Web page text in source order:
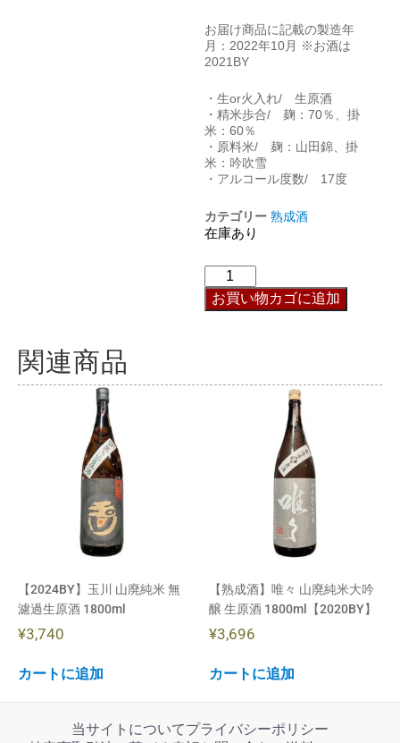
お届け商品に記載の製造年
月：2022年10月 ※お酒は
2021BY
・生or火入れ/ 生原酒
・精米歩合/ 麹：70％、掛
米：60％
・原料米/ 麹：山田錦、掛
米：吟吹雪
・アルコール度数/ 17度
カテゴリー 熟成酒
在庫あり
お買い物カゴに追加
関連商品
【2024BY】玉川 山廃純米 無
濾過生原酒 1800ml
¥3,740
カートに追加
【熟成酒】唯々 山廃純米大吟
醸 生原酒 1800ml【2020BY】
¥3,696
カートに追加
当サイトについてプライバシーポリシー